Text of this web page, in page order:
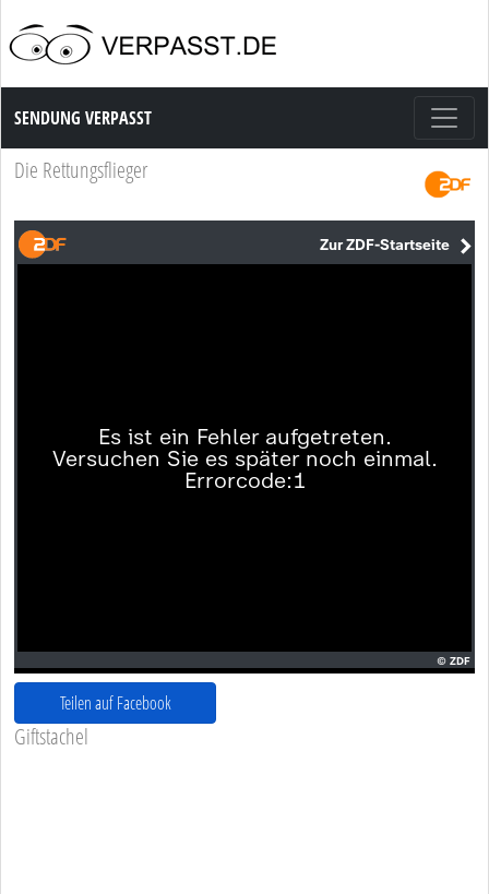
Sendung Verpasst
SENDUNG VERPASST
Die Rettungsflieger
Teilen auf Facebook
Giftstachel